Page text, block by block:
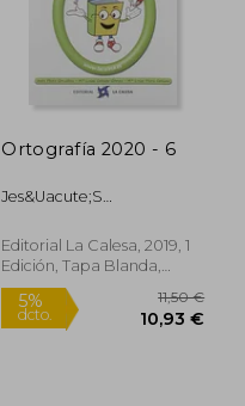
5%
Ortografía 2020 - 6
Jes&Uacute;S
Gonz&Aacute;Lez;
M.&Ordf; Luisa
Ca&Ntilde;Ado
G&Oacute;Mez; M.&Ordf;
Luisa P&Eacute;Rez
Editorial La Calesa, 2019, 1
Edición, Tapa Blanda,
Nuevo